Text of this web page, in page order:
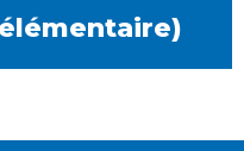
élémentaire)